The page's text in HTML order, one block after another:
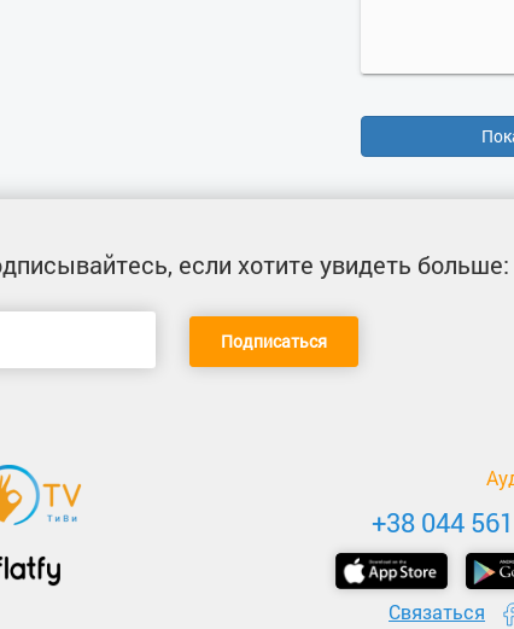
если хотите увидеть больше:
Подписаться
+38 044
Связаться